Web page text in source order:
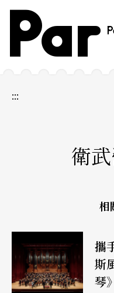
跳到主要內容區塊
網站導覽
:::
衛
相
攜
斯
琴